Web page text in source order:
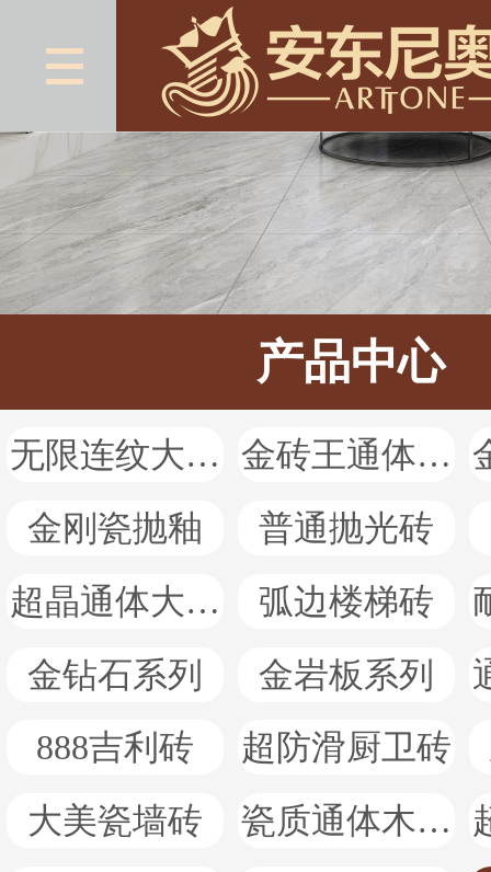
产品中心
无限连纹大理石
金砖王通体大理石
金刚瓷抛釉
普通抛光砖
超晶通体大理石
弧边楼梯砖
金钻石系列
金岩板系列
888吉利砖
超防滑厨卫砖
大美瓷墙砖
瓷质通体木纹砖